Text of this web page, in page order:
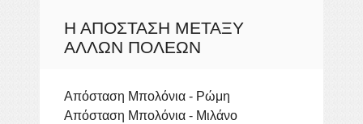
Η ΑΠΌΣΤΑΣΗ ΜΕΤΑΞΎ
ΆΛΛΩΝ ΠΌΛΕΩΝ
Απόσταση Μπολόνια - Ρώμη
Απόσταση Μπολόνια - Μιλάνο